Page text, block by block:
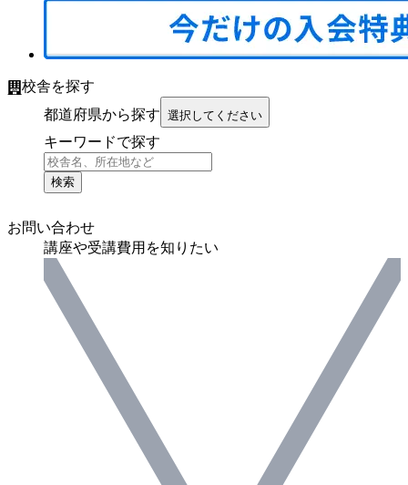
校舎を探す
都道府県から探す 選択してください
キーワードで探す
検索
お問い合わせ
講座や受講費用を知りたい